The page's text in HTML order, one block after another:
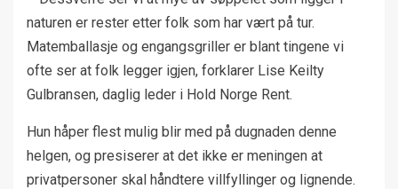
naturen er rester etter folk som har vært på tur.
Matemballasje og engangsgriller er blant tingene vi
ofte ser at folk legger igjen, forklarer Lise Keilty
Gulbransen, daglig leder i Hold Norge Rent.
Hun håper flest mulig blir med på dugnaden denne
helgen, og presiserer at det ikke er meningen at
privatpersoner skal håndtere villfyllinger og lignende.